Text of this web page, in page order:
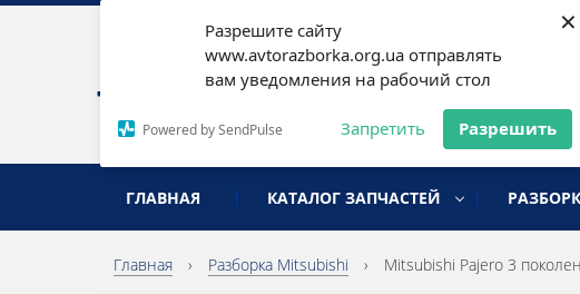
Разрешите сайту
www.avtorazborka.org.ua отправлять
вам уведомления на рабочий стол
Powered by SendPulse Запретить Разрешить
×
разборка иномарок
Наши
Письмо
ГЛАВНАЯ КАТАЛОГ ЗАПЧАСТЕЙ
Главная › Разборка Mitsubishi › Mitsubishi Pajero 3